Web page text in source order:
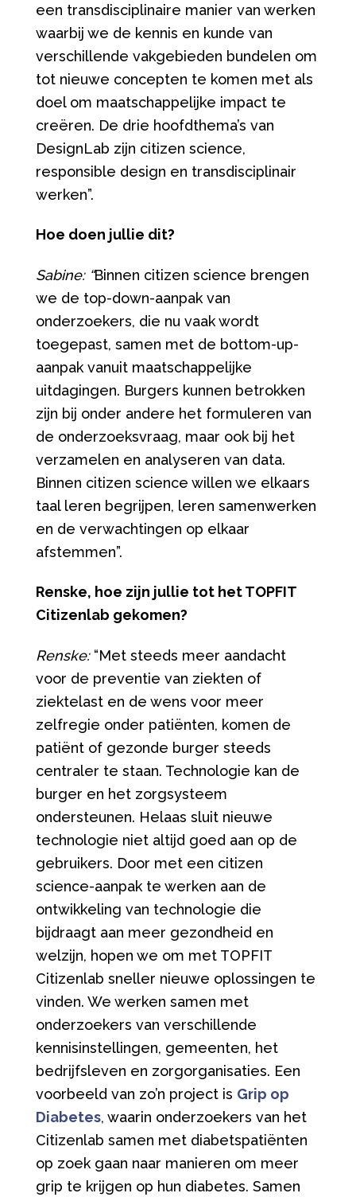
een transdisciplinaire manier van werken
waarbij we de kennis en kunde van
verschillende vakgebieden bundelen om
tot nieuwe concepten te komen met als
doel om maatschappelijke impact te
creëren. De drie hoofdthema’s van
DesignLab zijn citizen science,
responsible design en transdisciplinair
werken”.
Hoe doen jullie dit?
Sabine: “Binnen citizen science brengen
we de top-down-aanpak van
onderzoekers, die nu vaak wordt
toegepast, samen met de bottom-up-
aanpak vanuit maatschappelijke
uitdagingen. Burgers kunnen betrokken
zijn bij onder andere het formuleren van
de onderzoeksvraag, maar ook bij het
verzamelen en analyseren van data.
Binnen citizen science willen we elkaars
taal leren begrijpen, leren samenwerken
en de verwachtingen op elkaar
afstemmen”.
Renske, hoe zijn jullie tot het TOPFIT
Citizenlab gekomen?
Renske:“Met steeds meer aandacht
voor de preventie van ziekten of
ziektelast en de wens voor meer
zelfregie onder patiënten, komen de
patiënt of gezonde burger steeds
centraler te staan. Technologie kan de
burger en het zorgsysteem
ondersteunen. Helaas sluit nieuwe
technologie niet altijd goed aan op de
gebruikers. Door met een citizen
science-aanpak te werken aan de
ontwikkeling van technologie die
bijdraagt aan meer gezondheid en
welzijn, hopen we om met TOPFIT
Citizenlab sneller nieuwe oplossingen te
vinden. We werken samen met
onderzoekers van verschillende
kennisinstellingen, gemeenten, het
bedrijfsleven en zorgorganisaties. Een
voorbeeld van zo’n project is Grip op
Diabetes, waarin onderzoekers van het
Citizenlab samen met diabetspatiënten
op zoek gaan naar manieren om meer
grip te krijgen op hun diabetes. Samen